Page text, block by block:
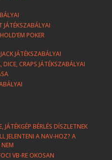
JÁTÉKSZABÁLYAI
POKER
JÁTÉKSZABÁLYAI
CRAPS JÁTÉKSZABÁLYAI
JÁTÉKGÉP BÉRLÉS DÍSZLETNEK
JELENTENI A NAV-HOZ? A
VB-RE OKOSAN